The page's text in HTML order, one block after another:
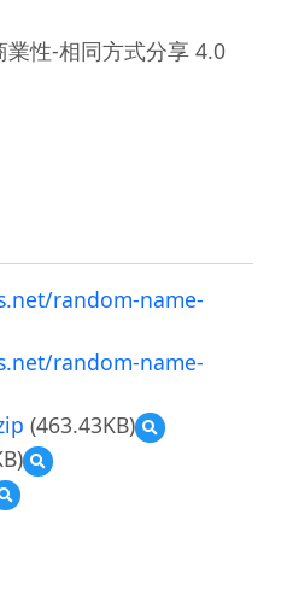
業性-相同方式分享 4.0
random-name-
random-name-
(463.43KB)
預
覽
預
覽
預
覽